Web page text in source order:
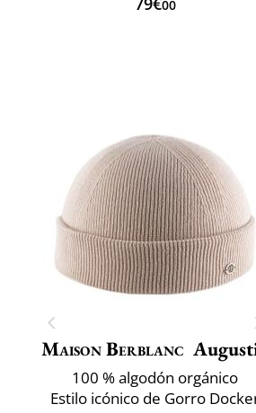
00
Maison Berblanc
100 % algodón orgánico
Estilo icónico de Gorro